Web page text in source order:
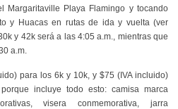
Margaritaville Playa Flamingo y tocando
y Huacas en rutas de ida y vuelta (ver
y 42k será a las 4:05 a.m., mientras que
a.m.
para los 6k y 10k, y $75 (IVA incluido)
incluye todo esto: camisa marca
visera conmemorativa, jarra